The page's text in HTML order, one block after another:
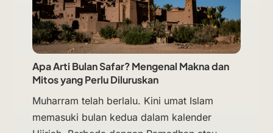
Apa Arti Bulan Safar? Mengenal Makna dan
Mitos yang Perlu Diluruskan
Muharram telah berlalu. Kini umat Islam
memasuki bulan kedua dalam kalender